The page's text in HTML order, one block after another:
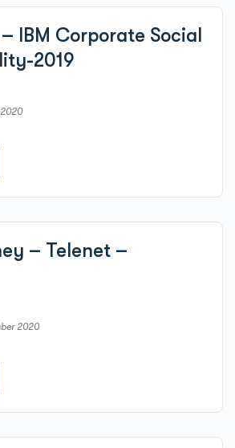
IBM Corporate Social
2019
– Telenet –
2020